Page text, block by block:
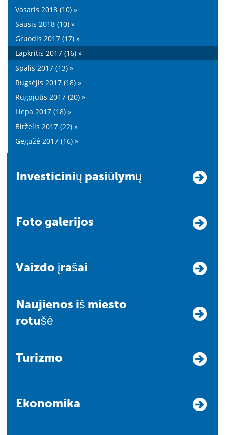
Vasaris 2018 (10) »
Sausis 2018 (10) »
Gruodis 2017 (17) »
Lapkritis 2017 (16) »
Spalis 2017 (13) »
Rugsėjis 2017 (18) »
Rugpjūtis 2017 (20) »
Liepa 2017 (18) »
Birželis 2017 (22) »
Gegužė 2017 (16) »
Investicinių pasiūlymų
Foto galerijos
Vaizdo įrašai
Naujienos iš miesto
rotušė
Turizmo
Ekonomika